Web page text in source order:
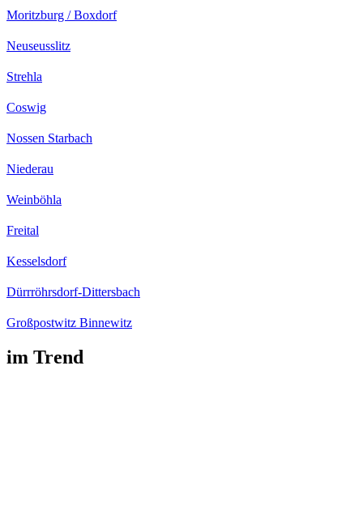
Moritzburg / Boxdorf
Neuseusslitz
Strehla
Coswig
Nossen Starbach
Niederau
Weinböhla
Freital
Kesselsdorf
Dürrröhrsdorf-Dittersbach
Großpostwitz Binnewitz
im Trend